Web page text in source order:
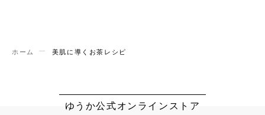
ホーム 美肌に導くお茶レシピ
ゆうか公式オンラインストア